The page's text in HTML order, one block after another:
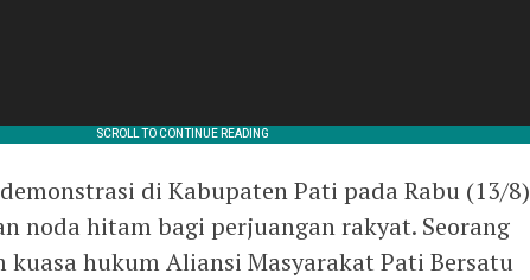
di Kabupaten Pati pada Rabu (13/8)
noda hitam bagi perjuangan rakyat. Seorang
hukum Aliansi Masyarakat Pati Bersatu